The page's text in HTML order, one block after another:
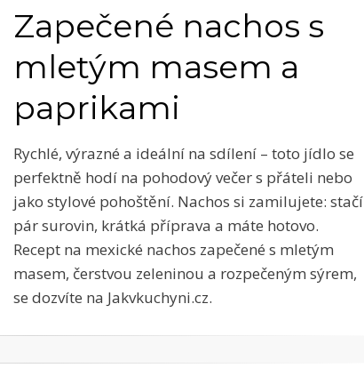
Zapečené nachos s
mletým masem a
paprikami
Rychlé, výrazné a ideální na sdílení – toto jídlo se
perfektně hodí na pohodový večer s přáteli nebo
jako stylové pohoštění. Nachos si zamilujete: stačí
pár surovin, krátká příprava a máte hotovo.
Recept na mexické nachos zapečené s mletým
masem, čerstvou zeleninou a rozpečeným sýrem,
se dozvíte na Jakvkuchyni.cz.